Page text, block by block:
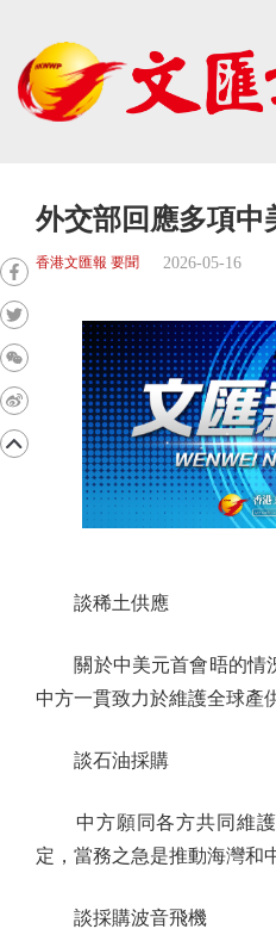
外交部回應多項中
香港文匯報 要聞 2026-05-16
談稀土供應
關於中美元首會晤的情況
中方一貫致力於維護全球產
談石油採購
中方願同各方共同維護
定，當務之急是推動海灣和
談採購波音飛機